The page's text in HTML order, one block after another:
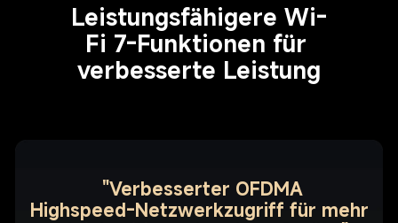
Leistungsfähigere Wi-
Fi 7-Funktionen für
verbesserte Leistung
"Verbesserter OFDMA
Highspeed-Netzwerkzugriff für mehr